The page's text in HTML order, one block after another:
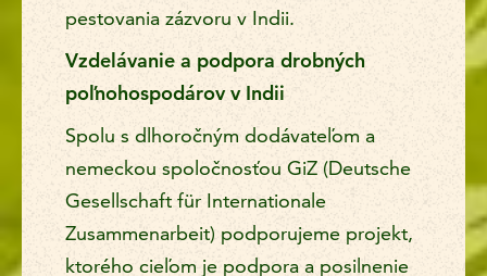
pestovania zázvoru v Indii.
Vzdelávanie a podpora drobných
poľnohospodárov v Indii
Spolu s dlhoročným dodávateľom a
nemeckou spoločnosťou GiZ (Deutsche
Gesellschaft für Internationale
Zusammenarbeit) podporujeme projekt,
ktorého cieľom je podpora a posilnenie